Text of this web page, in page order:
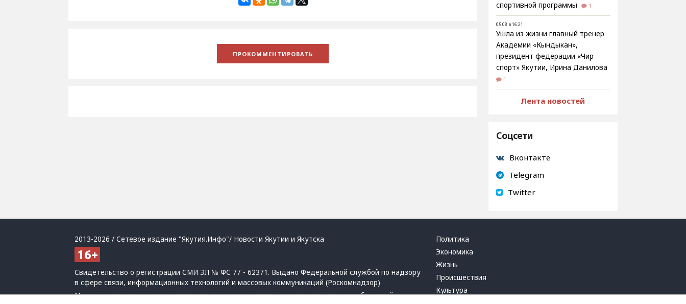
спортивной программы
1
05.08 в 16:21
Ушла из жизни главный тренер
Академии «Кындыкан»,
президент федерации «Чир
спорт» Якутии, Ирина Данилова
1
Лента новостей
Соцсети
Вконтакте
Telegram
Twitter
2013-2026 / Сетевое издание "Якутия.Инфо"/ Новости Якутии и Якутска
Свидетельство о регистрации СМИ ЭЛ № ФС 77 - 62371. Выдано Федеральной службой по надзору
в сфере связи, информационных технологий и массовых коммуникаций (Роскомнадзор)
Мнение редакции может не совпадать с мнением отдельных авторов и героев публикаций.
Политика
Экономика
Жизнь
Происшествия
Культура